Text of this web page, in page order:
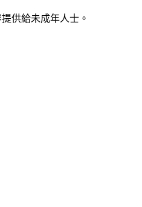
供給未成年人士。